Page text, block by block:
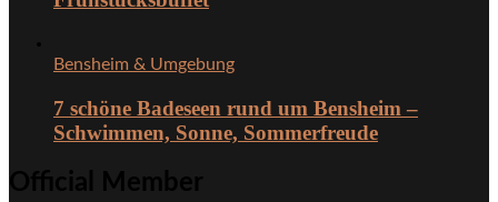
Bensheim & Umgebung
7 schöne Badeseen rund um Bensheim –
Schwimmen, Sonne, Sommerfreude
Official Member